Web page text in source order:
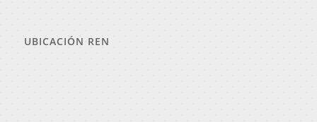
UBICACIÓN REN